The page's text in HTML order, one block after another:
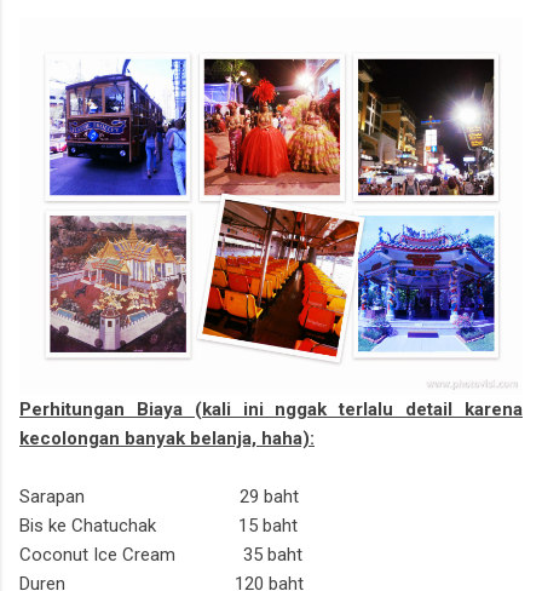
Perhitungan Biaya (kali ini nggak terlalu detail karena
kecolongan banyak belanja, haha):
Sarapan 29 baht
Bis ke Chatuchak 15 baht
Coconut Ice Cream 35 baht
Duren 120 baht